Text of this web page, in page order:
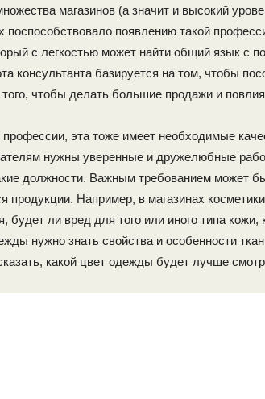
магазинов (а значит и высокий
поспособствовало появлению такой
с легкостью может найти общий язык с
консультанта базируется на том, чтобы
чтобы делать большие продажи и
профессии, эта тоже имеет необходимые
нужны уверенные и дружелюбные
должности. Важным требованием может
продукции. Например, в магазинах
будет ли вред для того или иного типа
нужно знать свойства и особенности
какой цвет одежды будет лучше